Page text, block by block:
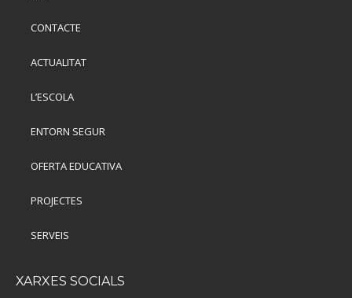
CONTACTE
ACTUALITAT
L’ESCOLA
ENTORN SEGUR
OFERTA EDUCATIVA
PROJECTES
SERVEIS
XARXES SOCIALS